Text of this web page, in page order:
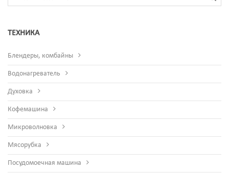
ТЕХНИКА
Блендеры, комбайны
Водонагреватель
Духовка
Кофемашина
Микроволновка
Мясорубка
Посудомоечная машина